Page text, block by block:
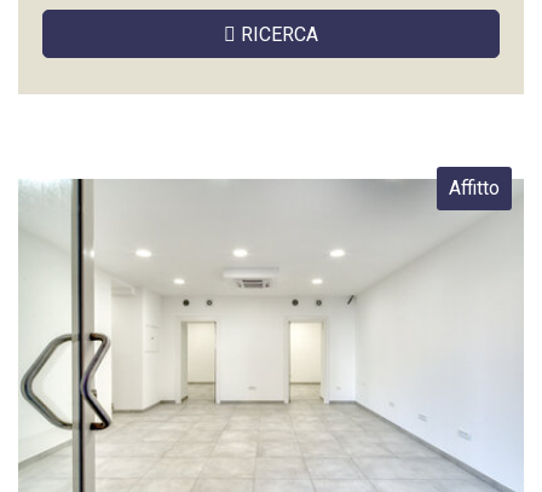
RICERCA
Affitto